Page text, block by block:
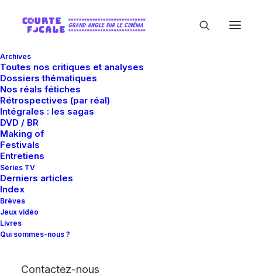
Archives
Toutes nos critiques et analyses
Dossiers thématiques
Nos réals fétiches
Rétrospectives (par réal)
Intégrales : les sagas
DVD / BR
Making of
Festivals
Entretiens
Séries TV
Derniers articles
Index
Brèves
Jeux vidéo
Livres
Qui sommes-nous ?
Contactez-nous